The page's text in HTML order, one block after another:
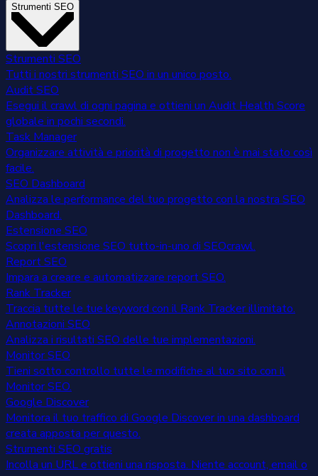
Strumenti SEO
Strumenti SEO
Tutti i nostri strumenti SEO in un unico posto.
Audit SEO
Esegui il crawl di ogni pagina e ottieni un Audit Health Score
globale in pochi secondi.
Task Manager
Organizzare attività e priorità di progetto non è mai stato così
facile.
SEO Dashboard
Analizza le performance del tuo progetto con la nostra SEO
Dashboard.
Estensione SEO
Scopri l'estensione SEO tutto-in-uno di SEOcrawl.
Report SEO
Impara a creare e automatizzare report SEO.
Rank Tracker
Traccia tutte le tue keyword con il Rank Tracker illimitato.
Annotazioni SEO
Analizza i risultati SEO delle tue implementazioni.
Monitor SEO
Tieni sotto controllo tutte le modifiche al tuo sito con il
Monitor SEO.
Google Discover
Monitora il tuo traffico di Google Discover in una dashboard
creata apposta per questo.
Strumenti SEO gratis
Incolla un URL e ottieni una risposta. Niente account, email o